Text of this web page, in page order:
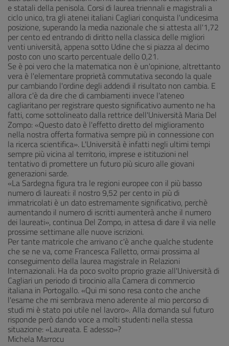
e statali della penisola. Corsi di laurea triennali e magistrali a
ciclo unico, tra gli atenei italiani Cagliari conquista l'undicesima
posizione, superando la media nazionale che si attesta all'1,72
per cento ed entrando di diritto nella classica delle migliori
venti università, appena sotto Udine che si piazza al decimo
posto con uno scarto percentuale dello 0,21.
Se è poi vero che la matematica non è un'opinione, altrettanto
vera è l'elementare proprietà commutativa secondo la quale
pur cambiando l'ordine degli addendi il risultato non cambia. E
allora c'è da dire che di cambiamenti invece l'ateneo
cagliaritano per registrare questo significativo aumento ne ha
fatti, come sottolineato dalla rettrice dell'Università Maria Del
Zompo: «Questo dato è l'effetto diretto del miglioramento
nella nostra offerta formativa sempre più in connessione con
la ricerca scientifica». L'Università è infatti negli ultimi tempi
sempre più vicina al territorio, imprese e istituzioni nel
tentativo di promettere un futuro più sicuro alle giovani
generazioni sarde.
«La Sardegna figura tra le regioni europee con il più basso
numero di laureati: il nostro 9,52 per cento in più di
immatricolati è un dato estremamente significativo, perchè
aumentando il numero di iscritti aumenterà anche il numero
dei laureati», continua Del Zompo, in attesa di dare il via nelle
prossime settimane alle nuove iscrizioni.
Per tante matricole che arrivano c'è anche qualche studente
che se ne va, come Francesca Falletto, ormai prossima al
conseguimento della laurea magistrale in Relazioni
Internazionali. Ha da poco svolto proprio grazie all'Università di
Cagliari un periodo di tirocinio alla Camera di commercio
italiana in Portogallo. «Qui mi sono resa conto che anche
l'esame che mi sembrava meno aderente al mio percorso di
studi mi è stato poi utile nel lavoro». Alla domanda sul futuro
risponde però dando voce a molti studenti nella stessa
situazione: «Laureata. E adesso»?
Michela Marrocu